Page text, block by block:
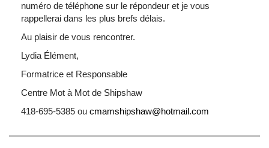
numéro de téléphone sur le répondeur et je vous
rappellerai dans les plus brefs délais.
Au plaisir de vous rencontrer.
Lydia Élément,
Formatrice et Responsable
Centre Mot à Mot de Shipshaw
418-695-5385 ou cmamshipshaw@hotmail.com